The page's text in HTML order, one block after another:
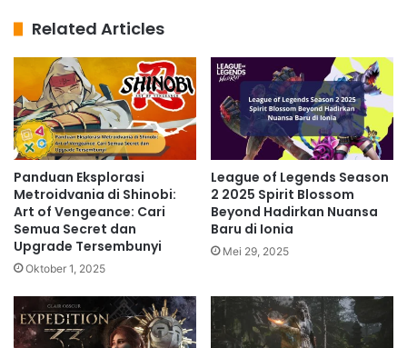
Related Articles
Panduan Eksplorasi
Metroidvania di Shinobi:
Art of Vengeance: Cari
Semua Secret dan
Upgrade Tersembunyi
Oktober 1, 2025
League of Legends Season
2 2025 Spirit Blossom
Beyond Hadirkan Nuansa
Baru di Ionia
Mei 29, 2025